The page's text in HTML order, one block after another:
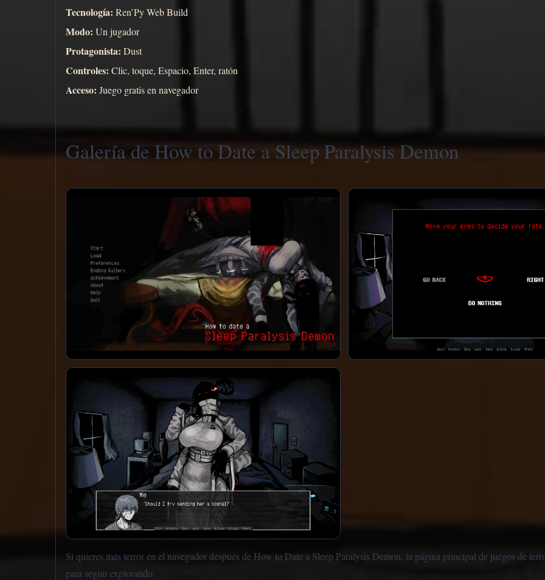
Tecnología: Ren’Py Web Build
Modo: Un jugador
Protagonista: Dust
Controles: Clic, toque, Espacio, Enter, ratón
Acceso: Juego gratis en navegador
Galería de How to Date a Sleep Paralysis Demon
Si quieres más terror en el navegador después de How to Date a Sleep Paralysis Demon, la página principal de juegos de
para seguir explorando.